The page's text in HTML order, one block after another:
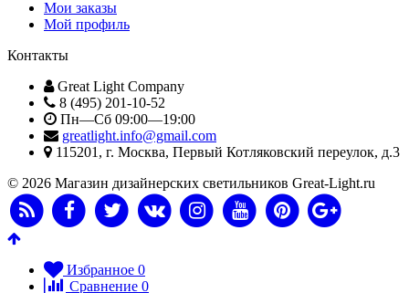
Мои заказы
Мой профиль
Контакты
Great Light Company
8 (495) 201-10-52
Пн—Сб 09:00—19:00
greatlight.info@gmail.com
115201 , г. Москва, Первый Котляковский переулок, д.3
© 2026 Магазин дизайнерских светильников Great-Light.ru
Избранное 0
Сравнение 0